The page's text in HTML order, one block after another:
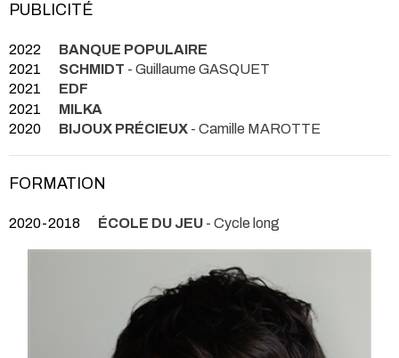
PUBLICITÉ
2022
BANQUE POPULAIRE
2021
SCHMIDT - Guillaume GASQUET
2021
EDF
2021
MILKA
2020
BIJOUX PRÉCIEUX - Camille MAROTTE
FORMATION
2020-2018 ÉCOLE DU JEU - Cycle long